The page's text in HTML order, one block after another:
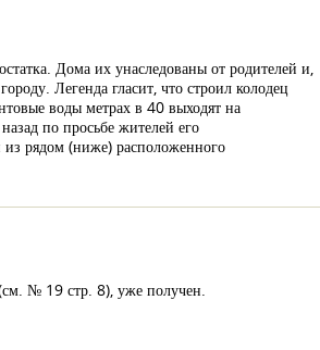
Дома их унаследованы от родителей и,
Легенда гласит, что строил колодец
воды метрах в 40 выходят на
по просьбе жителей его
рядом (ниже) расположенного
(см. № 19 стр. 8), уже получен.